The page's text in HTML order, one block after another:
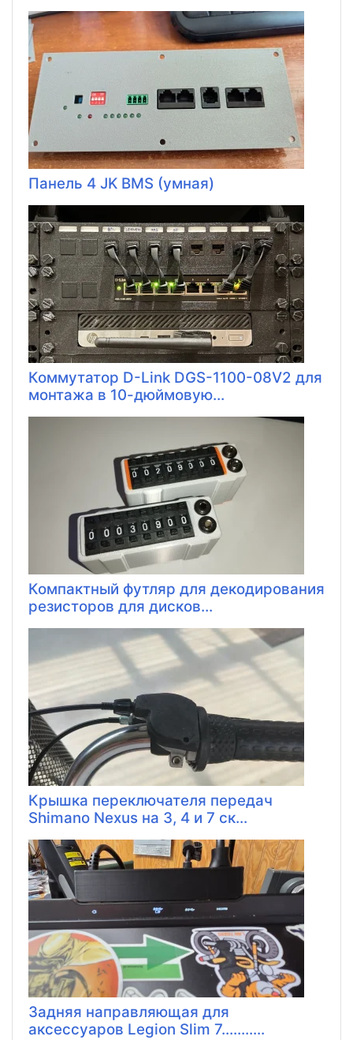
Панель 4 JK BMS (умная)
Коммутатор D-Link DGS-1100-08V2 для
монтажа в 10-дюймовую...
Компактный футляр для декодирования
резисторов для дисков...
Крышка переключателя передач
Shimano Nexus на 3, 4 и 7 ск...
Задняя направляющая для
аксессуаров Legion Slim 7...........